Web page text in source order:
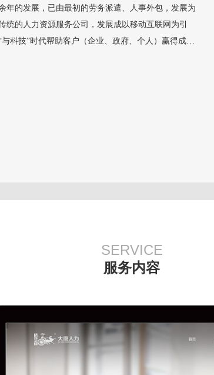
年的发展，已由最初的劳务派遣、人事外包，发展为
的人力资源服务公司，发展成以移动互联网为引
科技”时代帮助客户（企业、政府、个人）赢得成
SERVICE
服务内容